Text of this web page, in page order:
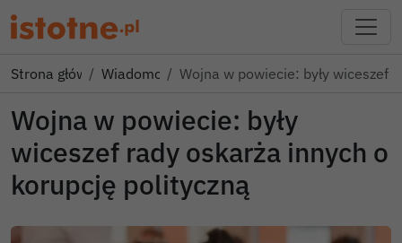
Strona głównaWiadomościWojna w powiecie: były wiceszef
Wojna w powiecie: były
wiceszef rady oskarża innych o
korupcję polityczną